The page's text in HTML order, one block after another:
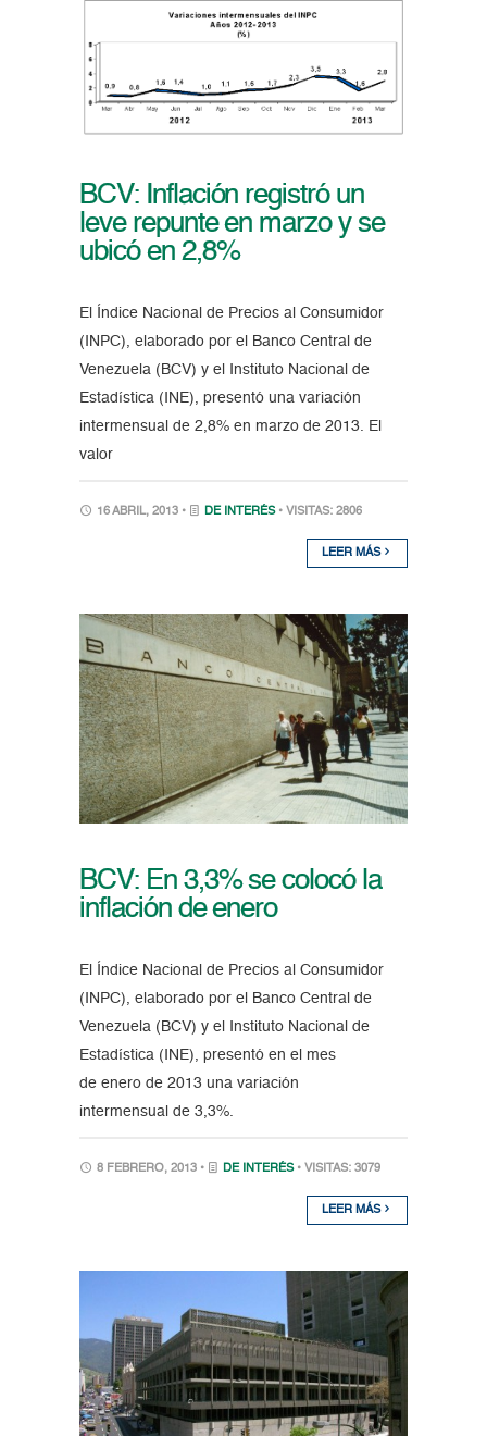
BCV: Inflación registró un
leve repunte en marzo y se
ubicó en 2,8%
El Índice Nacional de Precios al Consumidor
(INPC), elaborado por el Banco Central de
Venezuela (BCV) y el Instituto Nacional de
Estadística (INE), presentó una variación
intermensual de 2,8% en marzo de 2013. El
valor
16 ABRIL, 2013 • DE INTERÉS • VISITAS: 2806
LEER MÁS
BCV: En 3,3% se colocó la
inflación de enero
El Índice Nacional de Precios al Consumidor
(INPC), elaborado por el Banco Central de
Venezuela (BCV) y el Instituto Nacional de
Estadística (INE), presentó en el mes
de enero de 2013 una variación
intermensual de 3,3%.
8 FEBRERO, 2013 • DE INTERÉS • VISITAS: 3079
LEER MÁS